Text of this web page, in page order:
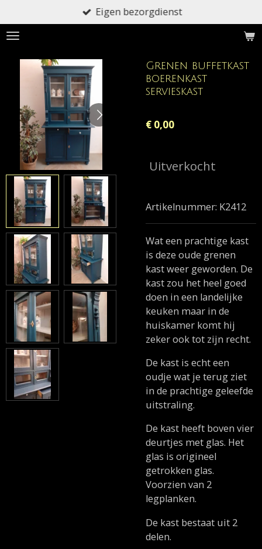
direct
naar
hoofdinhoud
Eigen bezorgdienst
Grenen buffetkast
boerenkast
servieskast
€ 0,00
Uitverkocht
Artikelnummer: K2412
Wat een prachtige kast
is deze oude grenen
kast weer geworden. De
kast zou het heel goed
doen in een landelijke
keuken maar in de
huiskamer komt hij
zeker ook tot zijn recht.
De kast is echt een
oudje wat je terug ziet
in de prachtige geleefde
uitstraling.
De kast heeft boven vier
deurtjes met glas. Het
glas is origineel
getrokken glas.
Voorzien van 2
legplanken.
De kast bestaat uit 2
delen.